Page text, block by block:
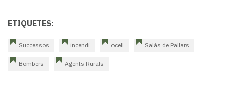
ETIQUETES:
Successos incendi ocell Salàs de Pallars
Bombers Agents Rurals